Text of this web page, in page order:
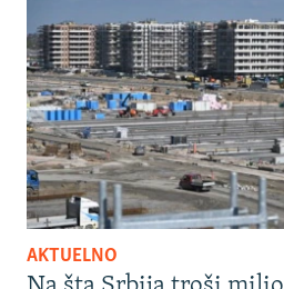
AKTUELNO